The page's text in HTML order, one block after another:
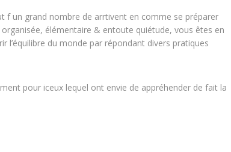
f un grand nombre de arrtivent en comme se préparer
élémentaire & entoute quiétude, vous êtes en
l’équilibre du monde par répondant divers pratiques
pour iceux lequel ont envie de appréhender de fait la